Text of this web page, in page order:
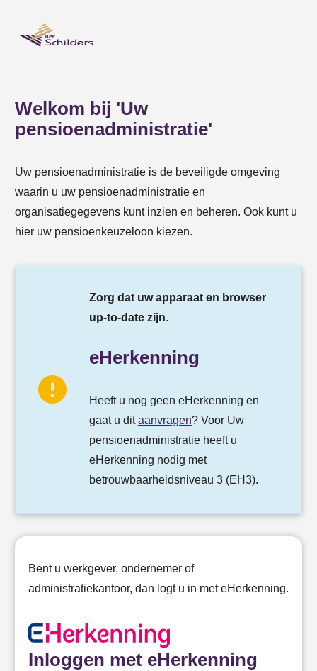
Welkom bij 'Uw
pensioenadministratie'
Uw pensioenadministratie is de beveiligde omgeving
waarin u uw pensioenadministratie en
organisatiegegevens kunt inzien en beheren. Ook kunt u
hier uw pensioenkeuzeloon kiezen.
Zorg dat uw apparaat en browser
up‑to‑date zijn.
eHerkenning
Heeft u nog geen eHerkenning en
gaat u ditaanvragen? Voor Uw
pensioenadministratie heeft u
eHerkenning nodig met
betrouwbaarheidsniveau 3 (EH3).
Bent u werkgever, ondernemer of
administratiekantoor, dan logt u in met eHerkenning.
Inloggen met eHerkenning